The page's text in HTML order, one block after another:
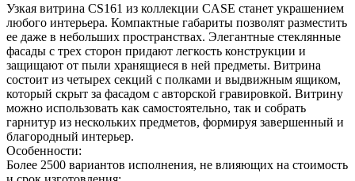
Узкая витрина CS161 из коллекции CASE станет украшением
любого интерьера. Компактные габариты позволят разместить
ее даже в небольших пространствах. Элегантные стеклянные
фасады с трех сторон придают легкость конструкции и
защищают от пыли хранящиеся в ней предметы. Витрина
состоит из четырех секций с полками и выдвижным ящиком,
который скрыт за фасадом с авторской гравировкой. Витрину
можно использовать как самостоятельно, так и собрать
гарнитур из нескольких предметов, формируя завершенный и
благородный интерьер.
Особенности:
Более 2500 вариантов исполнения, не влияющих на стоимость